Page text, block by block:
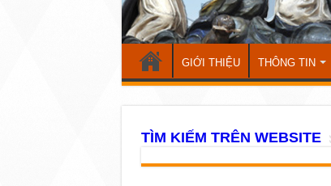
GIỚI THIỆU THÔNG TIN
TÌM KIẾM TRÊN WEBSITE